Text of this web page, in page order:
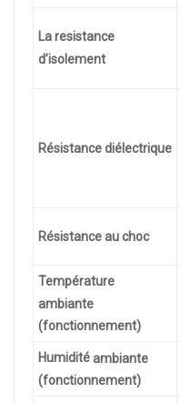
La resistance
d’isolement
Résistancediélectrique
Résistanceau choc
Température
ambiante
(fonctionnement)
Humiditéambiante
(fonctionnement)